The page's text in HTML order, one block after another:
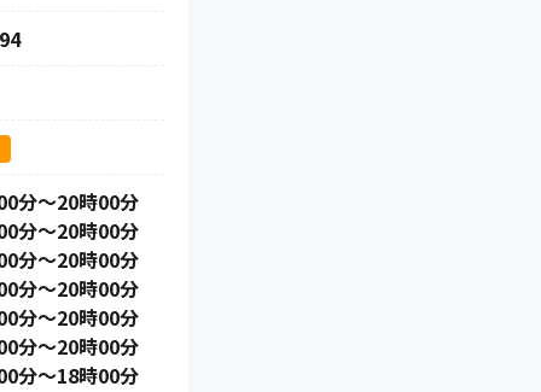
分～20時00分
分～20時00分
分～20時00分
分～20時00分
分～20時00分
分～20時00分
分～18時00分